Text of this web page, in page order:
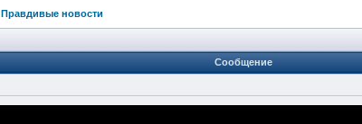
Правдивые новости
Сообщение